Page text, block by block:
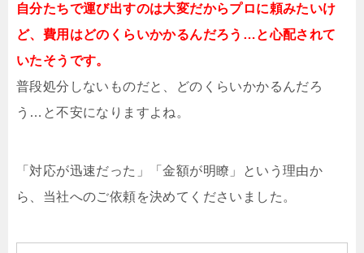
自分たちで運び出すのは大変だからプロに頼みたいけ
ど、費用はどのくらいかかるんだろう…と心配されて
いたそうです。
普段処分しないものだと、どのくらいかかるんだろ
う…と不安になりますよね。
「対応が迅速だった」「金額が明瞭」という理由か
ら、当社へのご依頼を決めてくださいました。